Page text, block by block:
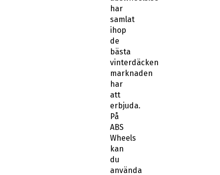
har
samlat
ihop
de
bästa
vinterdäcken
marknaden
har
att
erbjuda.
På
ABS
Wheels
kan
du
använda